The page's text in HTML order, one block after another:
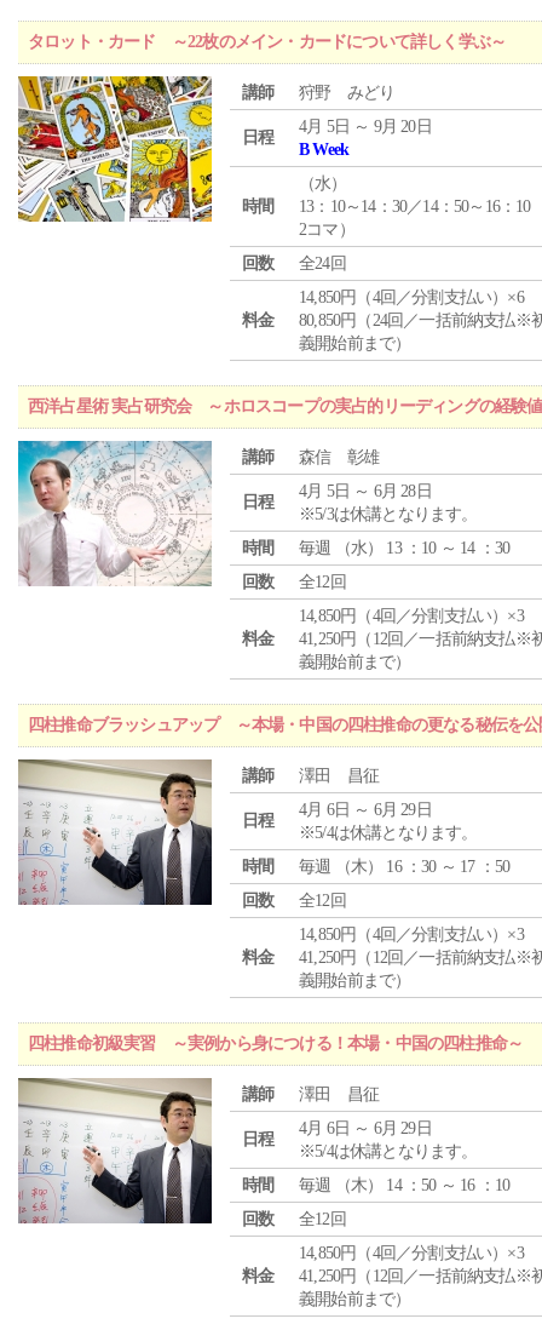
タロット・カード ～22枚のメイン・カードについて詳しく学ぶ～
講師 狩野 みどり
日程
4月 5日 ～ 9月 20日
B Week
時間
（水）
13：10～14：30／14：50～16：10
2コマ）
回数
全24回
料金
14,850円（4回／分割支払い）×6
80,850円（24回／一括前納支払※
義開始前まで）
西洋占星術 実占研究会 ～ホロスコープの実占的リーディングの経験
講師 森信 彰雄
日程
4月 5日 ～ 6月 28日
※5/3は休講となります。
時間
毎週 （水） 13 ：10 ～ 14 ：30
回数
全12回
料金
14,850円（4回／分割支払い）×3
41,250円（12回／一括前納支払※
義開始前まで）
四柱推命ブラッシュアップ ～本場・中国の四柱推命の更なる秘伝を
講師 澤田 昌征
日程
4月 6日 ～ 6月 29日
※5/4は休講となります。
時間
毎週 （木） 16 ：30 ～ 17 ：50
回数
全12回
料金
14,850円（4回／分割支払い）×3
41,250円（12回／一括前納支払※
義開始前まで）
四柱推命初級実習 ～実例から身につける！本場・中国の四柱推命～
講師 澤田 昌征
日程
4月 6日 ～ 6月 29日
※5/4は休講となります。
時間
毎週 （木） 14 ：50 ～ 16 ：10
回数
全12回
料金
14,850円（4回／分割支払い）×3
41,250円（12回／一括前納支払※
義開始前まで）